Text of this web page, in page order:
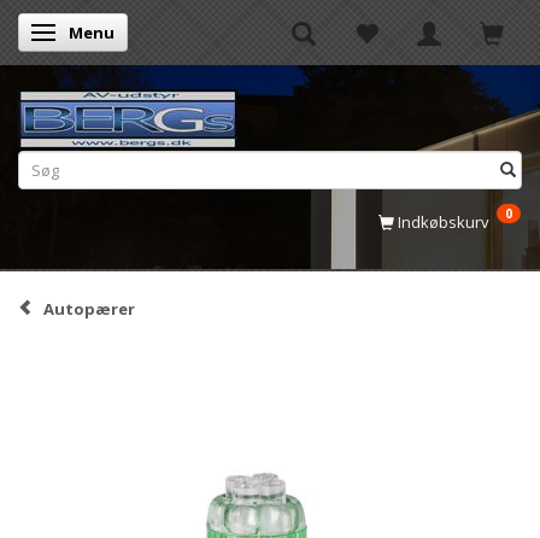
Skifte navigation
Menu
Indkøbskurv 0
Autopærer